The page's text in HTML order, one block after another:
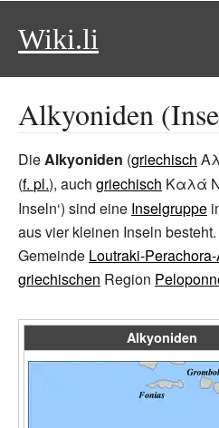
Wiki.li
Alkyoniden
DieAlkyoniden (griechisch
(f. pl.), auch griechisch Καλά
Inseln‘) sind eine Inselgruppe
aus vier kleinen Inseln
Gemeinde Loutraki-
griechischen Region
Alkyoniden